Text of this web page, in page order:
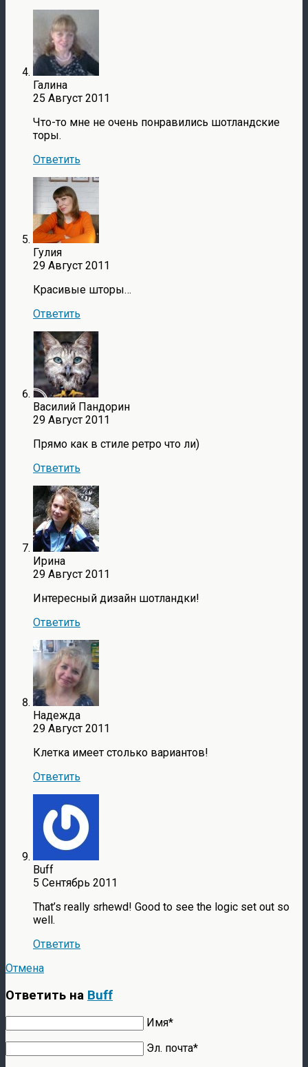
Галина
25 Август 2011
Что-то мне не очень понравились шотландские
торы.
Ответить
Гулия
29 Август 2011
Красивые шторы…
Ответить
Василий Пандорин
29 Август 2011
Прямо как в стиле ретро что ли)
Ответить
Ирина
29 Август 2011
Интересный дизайн шотландки!
Ответить
Надежда
29 Август 2011
Клетка имеет столько вариантов!
Ответить
Buff
5 Сентябрь 2011
That’s really srhewd! Good to see the logic set out so
well.
Ответить
Отмена
Ответить на Buff
Имя*
Эл. почта*